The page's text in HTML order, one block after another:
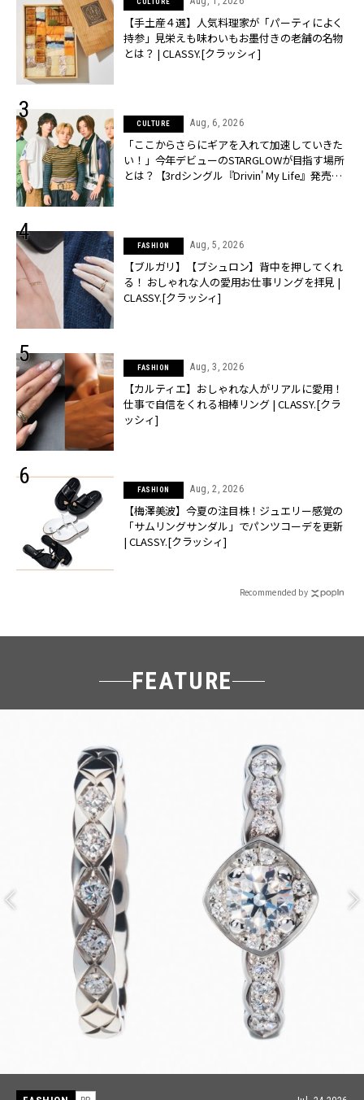
CULTURE
【手土産４選】人気料理家が「パーティによく
持参」見栄えも味わいもお墨付きの老舗の名物
とは？ | CLASSY.[クラッシィ]
CULTURE Aug, 6, 2026
「ここからさらにギアを入れて加速していきた
い！」今年デビューのSTARGLOWが目指す場所
とは？【3rdシングル『Drivin' My Life』発売】 |
FASHION Aug, 5, 2026
【ブルガリ】【ブシュロン】背中を押してくれ
る！ おしゃれな人の愛用お仕事リングを拝見 |
CLASSY.[クラッシィ]
FASHION Aug, 3, 2026
【カルティエ】おしゃれな人がリアルに愛用！
仕事で自信をくれる相棒リング | CLASSY.[クラ
ッシィ]
FASHION Aug, 2, 2026
【梅澤美波】今夏の注目株！ジュエリー感覚の
「サムリングサンダル」でパンツコーデを更新
| CLASSY.[クラッシィ]
Recommended by
FEATURE